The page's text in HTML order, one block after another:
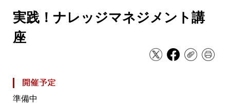
実践！ナレッジマネジメント講
座
準備中